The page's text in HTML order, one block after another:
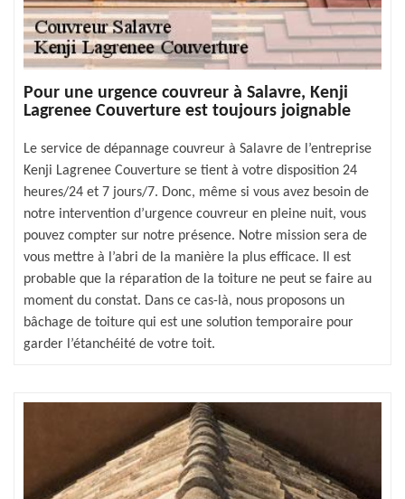
Pour une urgence couvreur à Salavre, Kenji
Lagrenee Couverture est toujours joignable
Le service de dépannage couvreur à Salavre de l’entreprise
Kenji Lagrenee Couverture se tient à votre disposition 24
heures/24 et 7 jours/7. Donc, même si vous avez besoin de
notre intervention d’urgence couvreur en pleine nuit, vous
pouvez compter sur notre présence. Notre mission sera de
vous mettre à l’abri de la manière la plus efficace. Il est
probable que la réparation de la toiture ne peut se faire au
moment du constat. Dans ce cas-là, nous proposons un
bâchage de toiture qui est une solution temporaire pour
garder l’étanchéité de votre toit.